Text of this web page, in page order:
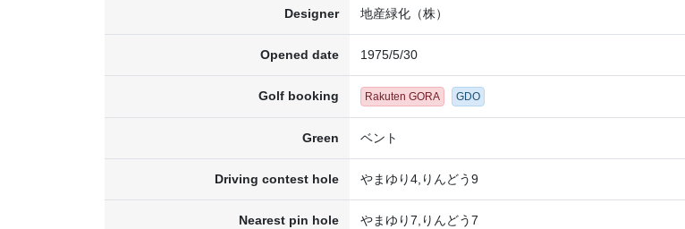
Designer 地産緑化（株）
Opened date 1975/5/30
Golf booking Rakuten GORA GDO
Green ベント
Driving contest hole やまゆり4,りんどう9
Nearest pin hole やまゆり7,りんどう7